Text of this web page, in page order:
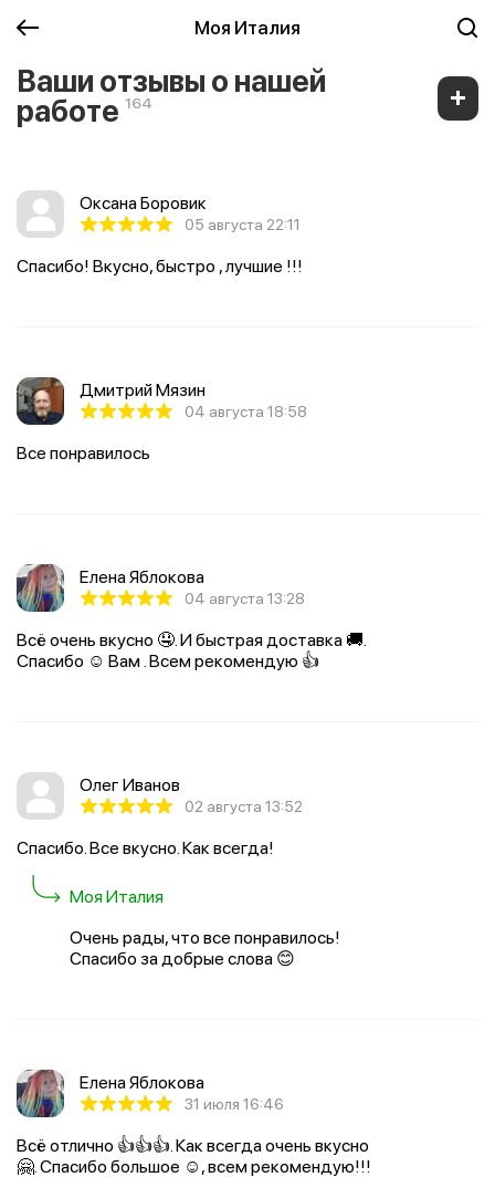
Моя Италия
Ваши отзывы о нашей
работе 164
Оксана Боровик
05 августа 22:11
Спасибо! Вкусно, быстро , лучшие !!!
Дмитрий Мязин
04 августа 18:58
Все понравилось
Елена Яблокова
04 августа 13:28
Всё очень вкусно 🤤. И быстрая доставка 🚚.
Спасибо ☺️ Вам . Всем рекомендую 👍
Олег Иванов
02 августа 13:52
Спасибо. Все вкусно. Как всегда!
Моя Италия
Очень рады, что все понравилось!
Спасибо за добрые слова 😊
Елена Яблокова
31 июля 16:46
Всё отлично 👍👍👍. Как всегда очень вкусно
🤗. Спасибо большое ☺️, всем рекомендую!!!